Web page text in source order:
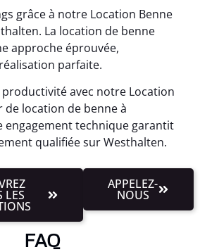
grâce à notre Location Benne
La location de benne
approche éprouvée,
parfaite.
avec notre Location
de location de benne à
engagement technique garantit
qualifiée sur Westhalten.
LES
APPELEZ-
NOUS
FAQ